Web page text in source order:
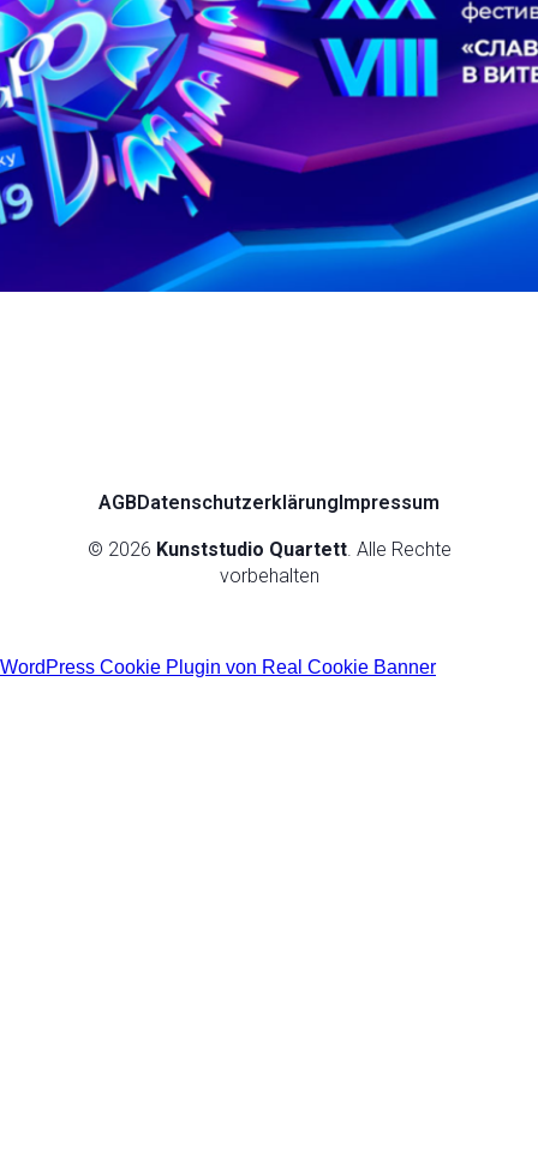
AGBDatenschutzerklärungImpressum
© 2026 Kunststudio Quartett. Alle Rechte
vorbehalten
WordPress Cookie Plugin von Real Cookie Banner